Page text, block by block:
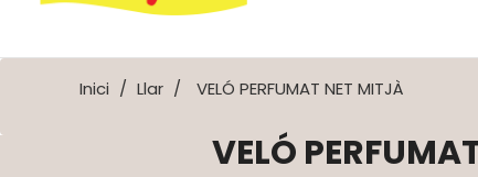
Inici Llar VELÓ PERFUMAT NET MITJÀ
VELÓ